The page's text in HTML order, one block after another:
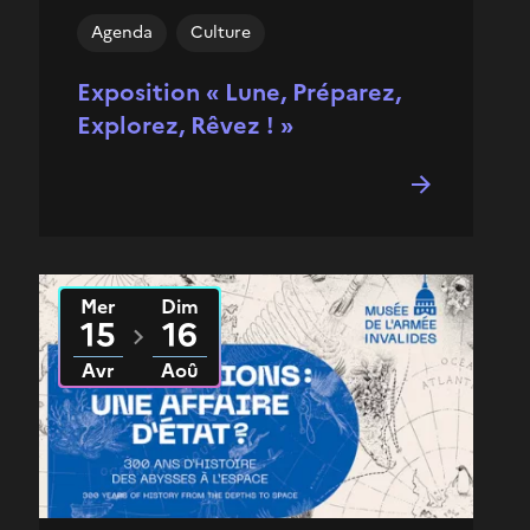
Exposition « Lune, Préparez,
Explorez, Rêvez ! »
Agenda Culture
Du
Mer
15
Avr
2026 au
Dim
16
Aoû
2026